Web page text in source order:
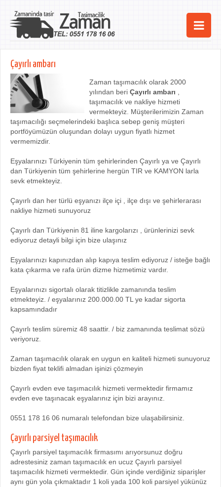
Ana Sayfa
Hizmetlerimiz
Kurumsal
iletişim
Çayırlı ambarı
Zaman taşımacılık olarak 2000
yılından beri Çayırlı ambarı
taşımacılık ve nakliye hizmeti
vermekteyiz. Müşterilerimizin Zaman
taşımacılığı seçmelerindeki başlıca sebep geniş müşteri
portföyümüzün oluşundan dolayı uygun fiyatlı hizmet
vermemizdir.
Eşyalarınızı Türkiyenin tüm şehirlerinden Çayırlı ya ve Çayırlı
dan Türkiyenin tüm şehirlerine hergün TIR ve KAMYON larla
sevk etmekteyiz.
Çayırlı dan her türlü eşyanızı ilçe içi , ilçe dışı ve şehirlerarası
nakliye hizmeti sunuyoruz
Çayırlı dan Türkiyenin 81 iline kargolarızı , ürünlerinizi sevk
ediyoruz detayli bilgi için bize ulaşınız
Eşyalarınızı kapınızdan alıp kapıya teslim ediyoruz / isteğe bağlı
kata çıkarma ve rafa ürün dizme hizmetimiz vardır.
Eşyalarınızı sigortalı olarak titizlikle zamanında teslim
etmekteyiz. / eşyalarınız 200.000.00 TL ye kadar sigorta
kapsamındadır
Çayırlı teslim süremiz 48 saattir. / biz zamanında teslimat sözü
veriyoruz.
Zaman taşımacılık olarak en uygun en kaliteli hizmeti sunuyoruz
bizden fiyat teklifi almadan işinizi çözmeyin
Çayırlı evden eve taşımacılık hizmeti vermektedir firmamız
evden eve taşınacak eşyalarınız için bizi arayınız.
0551 178 16 06 numaralı telefondan bize ulaşabilirsiniz.
Çayırlı parsiyel taşımacılık
Çayırlı parsiyel taşımacılık firmasımı arıyorsunuz doğru
adrestesiniz zaman taşımacılık en ucuz Çayırlı parsiyel
taşımacılık hizmeti vermektedir. Gün içinde verdiğiniz siparişler
aynı gün yola çıkmaktadır 1 koli yada 100 koli parsiyel yükünüz